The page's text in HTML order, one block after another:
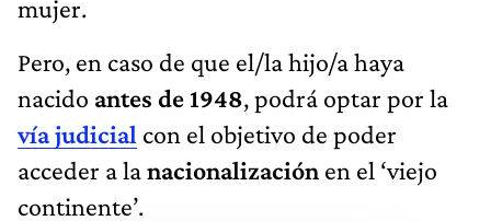
mujer.
Pero, en caso de que el/la hijo/a haya
nacido antes de 1948, podrá optar por la
vía judicial con el objetivo de poder
acceder a lanacionalización en el ‘viejo
continente’.